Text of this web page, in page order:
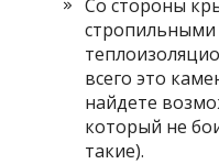
Со стороны
всего это
найдете
который не
такие).